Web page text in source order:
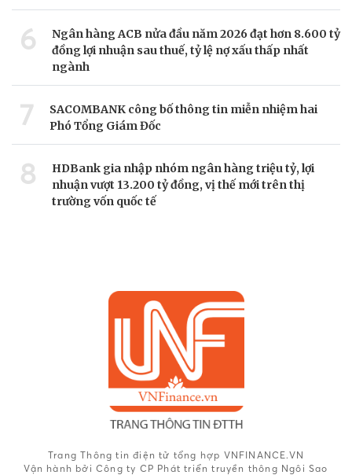
6
Ngân hàng ACB nửa đầu năm 2026 đạt hơn 8.600 tỷ
đồng lợi nhuận sau thuế, tỷ lệ nợ xấu thấp nhất
ngành
7
SACOMBANK công bố thông tin miễn nhiệm hai
Phó Tổng Giám Đốc
8
HDBank gia nhập nhóm ngân hàng triệu tỷ, lợi
nhuận vượt 13.200 tỷ đồng, vị thế mới trên thị
trường vốn quốc tế
Trang Thông tin điện tử tổng hợp VNFINANCE.VN
Vận hành bởi Công ty CP Phát triển truyền thông Ngôi Sao